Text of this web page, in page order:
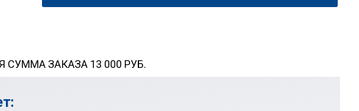
ЗАКАЗА 13 000 РУБ.